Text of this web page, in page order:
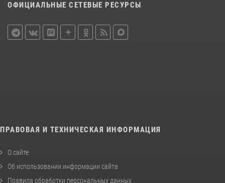
ОФИЦИАЛЬНЫЕ СЕТЕВЫЕ РЕСУРСЫ
ПРАВОВАЯ И ТЕХНИЧЕСКАЯ ИНФОРМАЦИЯ
О сайте
Об использовании информации сайта
Правила обработки персональных данных